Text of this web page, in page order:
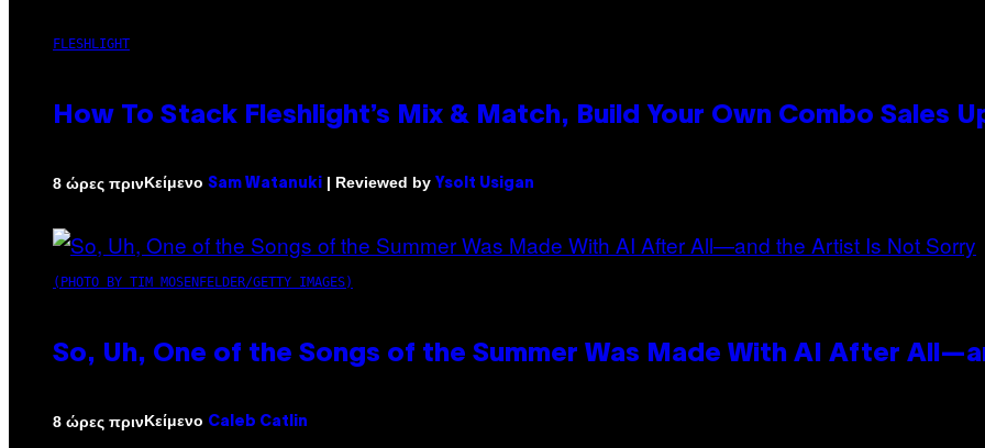
FLESHLIGHT
How To Stack Fleshlight’s Mix & Match, Build Your Own Combo Sales
8 ώρες πρινΚείμενο Sam Watanuki | Reviewed by Ysolt Usigan
(PHOTO BY TIM MOSENFELDER/GETTY IMAGES)
So, Uh, One of the Songs of the Summer Was Made With AI After
8 ώρες πρινΚείμενο Caleb Catlin